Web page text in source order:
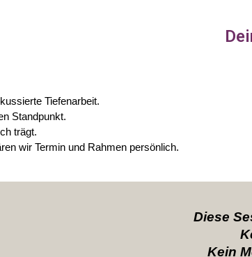
Tiefenarbeit.
Standpunkt.
trägt.
wir Termin und Rahmen persönlich.
Diese
Kein